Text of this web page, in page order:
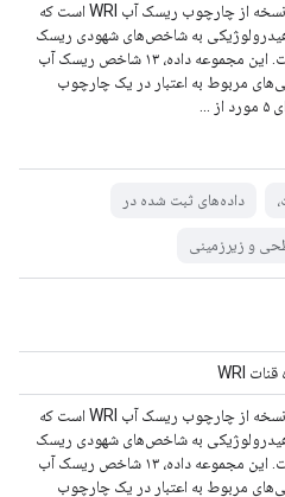
Aqueduct 4.0 جدیدترین نسخه از چارچوب ریسک آب WRI است که
هیدرولوژیکی به شاخص‌های شهودی ریسک
مرتبط با آب طراحی شده است. این مجموعه داده، ۱۳ شاخص ریسک آب
مربوط به اعتبار در یک چارچوب
داده‌های ثبت شده در
و زیرزمینی
Aqueduct 4.0 جدیدترین نسخه از چارچوب ریسک آب WRI است که
هیدرولوژیکی به شاخص‌های شهودی ریسک
مرتبط با آب طراحی شده است. این مجموعه داده، ۱۳ شاخص ریسک آب
مربوط به اعتبار در یک چارچوب